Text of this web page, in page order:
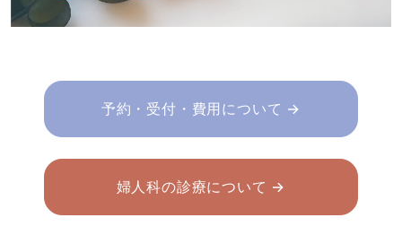
予約・受付・費用について →
婦人科の診療について →